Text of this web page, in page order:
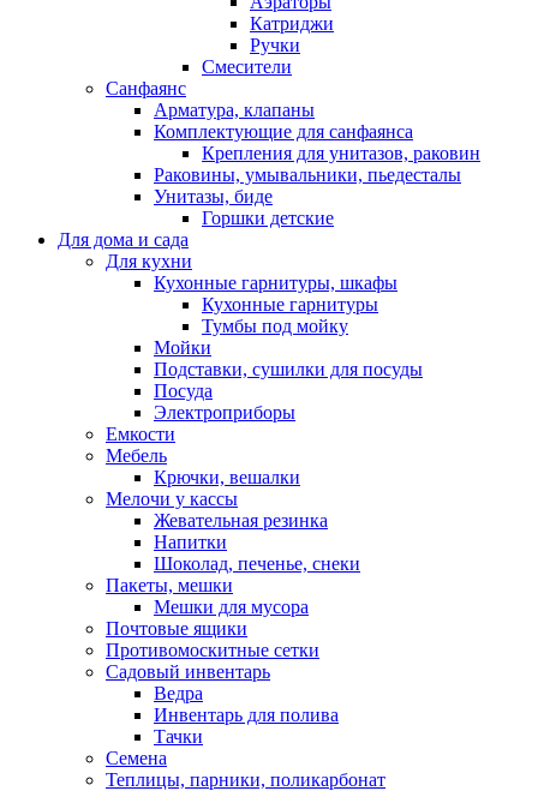
Катриджи
Ручки
Смесители
Санфаянс
Арматура, клапаны
Комплектующие для санфаянса
Крепления для унитазов, раковин
Раковины, умывальники, пьедесталы
Унитазы, биде
Горшки детские
Для дома и сада
Для кухни
Кухонные гарнитуры, шкафы
Кухонные гарнитуры
Тумбы под мойку
Мойки
Подставки, сушилки для посуды
Посуда
Электроприборы
Емкости
Мебель
Крючки, вешалки
Мелочи у кассы
Жевательная резинка
Напитки
Шоколад, печенье, снеки
Пакеты, мешки
Мешки для мусора
Почтовые ящики
Противомоскитные сетки
Садовый инвентарь
Ведра
Инвентарь для полива
Тачки
Семена
Теплицы, парники, поликарбонат